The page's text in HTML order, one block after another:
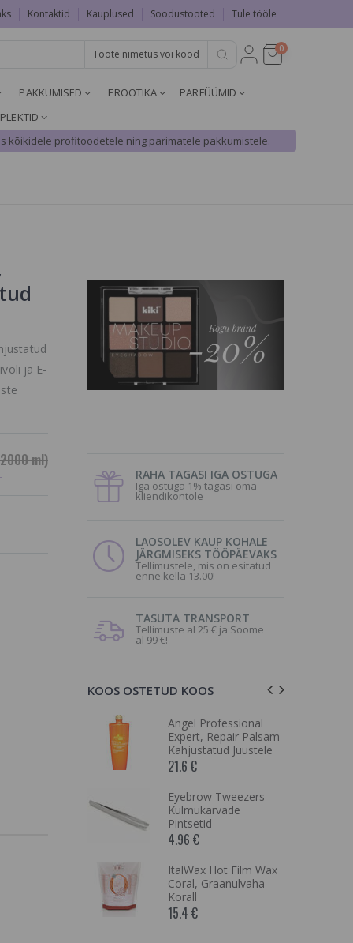
Kontaktid Kauplused Soodustooted Tule tööle
0
PAKKUMISED EROOTIKA
PARFÜÜMID
kõikidele profitoodetele ning parimatele pakkumistele.
ja E-
ml)
RAHA TAGASI IGA OSTUGA
Iga ostuga 1% tagasi oma
kliendikontole
LAOSOLEV KAUP KOHALE
JÄRGMISEKS TÖÖPÄEVAKS
Tellimustele, mis on esitatud
enne kella 13.00!
TASUTA TRANSPORT
Tellimuste al 25 € ja Soome
al 99 €!
KOOS OSTETUD KOOS
Angel Professional
Expert, Repair Palsam
Kahjustatud Juustele
21.6 €
Eyebrow Tweezers
Kulmukarvade
Pintsetid
4.96 €
ItalWax Hot Film Wax
Coral, Graanulvaha
Korall
15.4 €